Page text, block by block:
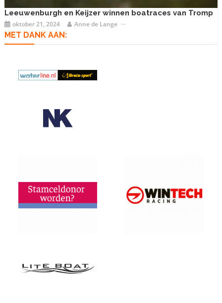
Leeuwenburgh en Keijzer winnen boatraces van Tromp
oktober 21, 2024 Anne de Lange
MET DANK AAN: